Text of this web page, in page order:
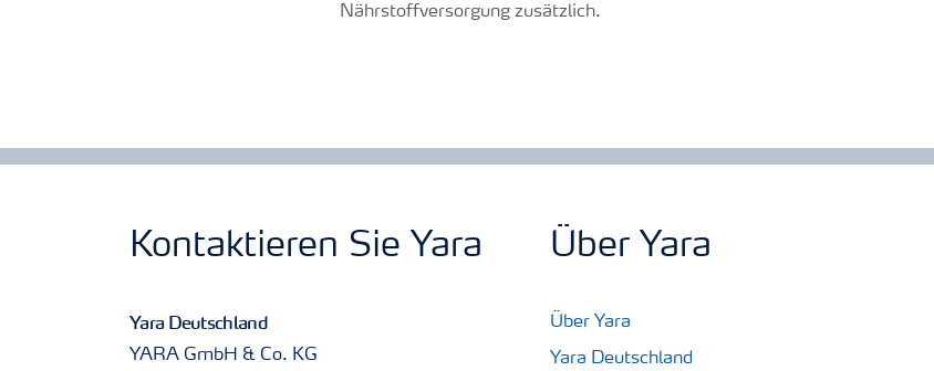
Nährstoffversorgung zusätzlich.
Kontaktieren Sie Yara
Yara Deutschland
YARA GmbH & Co. KG
Über Yara
Über Yara
Yara Deutschland